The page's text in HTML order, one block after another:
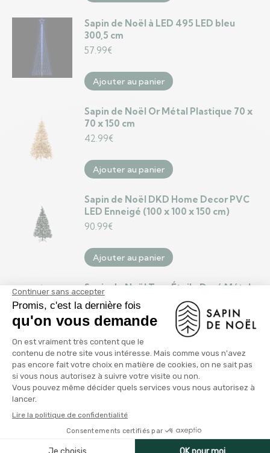
Sapin de Noël à LED 495 LED bleu
300,5 cm
57.99€
Ajouter au panier
Sapin de Noël Or Métal Plastique 70 x
70 x 150 cm
42.99€
Ajouter au panier
Sapin de Noël DKD Home Decor PVC
LED Enneigé (100 x 100 x 150 cm)
90.99€
Ajouter au panier
Sapin de Noël Tour Étoile Doré Métal
Plastique 39 x 186 x 39 cm (4 Unités)
71.99
Ajouter au panier
Sapin de Noël Tour Rouge Métal
Plastique 39 x 186 x 39 cm (4 Unités)
Ajouter au panier